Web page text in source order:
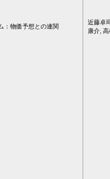
：物価予想との連関
近藤卓
康介,